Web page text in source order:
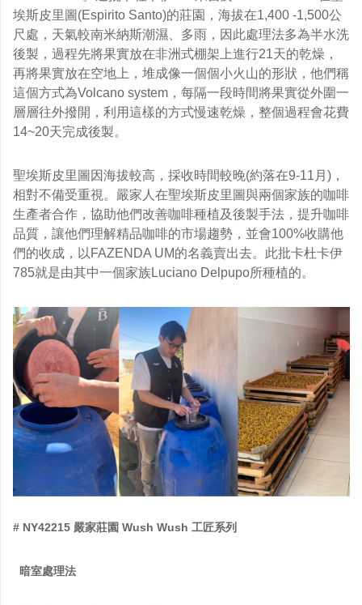
埃斯皮里圖(Espirito Santo)的莊園，海拔在1,400 -1,500公
尺處，天氣較南米納斯潮濕、多雨，因此處理法多為半水洗
後製， 過程先將果實放在非洲式棚架上進行21天的乾燥，
再將果實放在空地上，堆成像一個個小火山的形狀，他們稱
這個方式為Volcano system，每隔一段時間將果實從外圍一
層層往外撥開，利用這樣的方式慢速乾燥，整個過程會花費
14~20天完成後製。
聖埃斯皮里圖因海拔較高，採收時間較晚(約落在9-11月)，
相對不備受重視。嚴家人在聖埃斯皮里圖與兩個家族的咖啡
生產者合作，協助他們改善咖啡種植及後製手法，提升咖啡
品質，讓他們理解精品咖啡的市場趨勢，並會100%收購他
們的收成，以FAZENDA UM的名義賣出去。此批卡杜卡伊
785就是由其中一個家族Luciano Delpupo所種植的。
# NY42215 嚴家莊園 Wush Wush 工匠系列
暗室處理法